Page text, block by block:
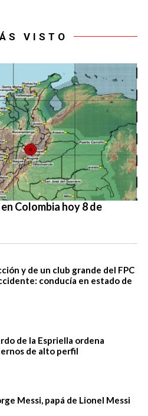
VISTO
Colombia hoy 8 de
y de un club grande del FPC
conducía en estado de
de la Espriella ordena
de alto perfil
Messi, papá de Lionel Messi